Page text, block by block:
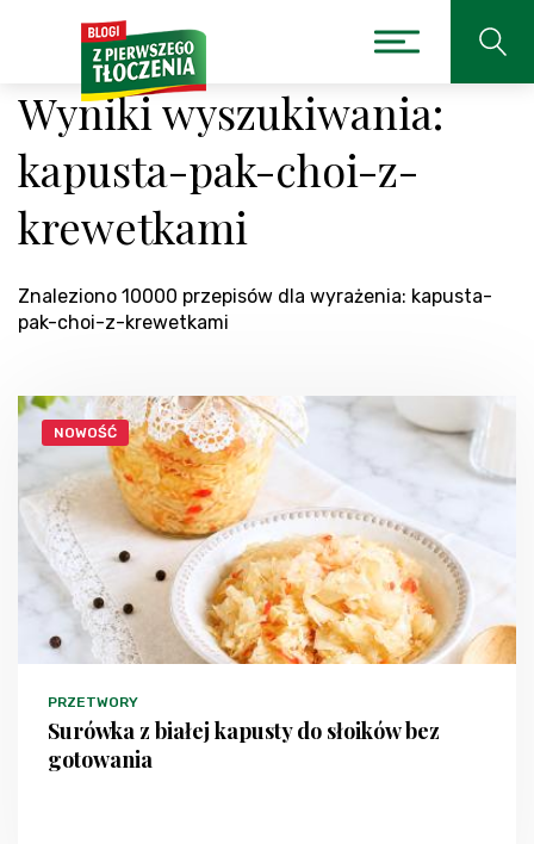
Wyniki wyszukiwania:
kapusta-pak-choi-z-
krewetkami
Znaleziono 10000 przepisów dla wyrażenia: kapusta-
pak-choi-z-krewetkami
NOWOŚĆ
PRZETWORY
Surówka z białej kapusty do słoików bez
gotowania